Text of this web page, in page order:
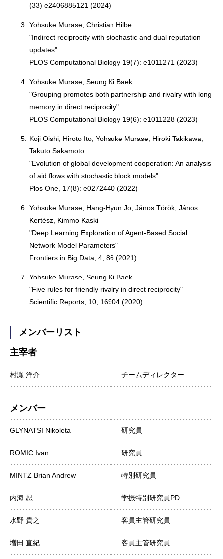
(33) e2406885121 (2024)
3.
Yohsuke Murase, Christian Hilbe
"Indirect reciprocity with stochastic and dual reputation
updates"
PLOS Computational Biology 19(7): e1011271 (2023)
4. Yohsuke Murase, Seung Ki Baek
"Grouping promotes both partnership and rivalry with long
memory in direct reciprocity"
PLOS Computational Biology 19(6): e1011228 (2023)
5.
Koji Oishi, Hiroto Ito, Yohsuke Murase, Hiroki Takikawa,
Takuto Sakamoto
"Evolution of global development cooperation: An analysis
of aid flows with stochastic block models"
Plos One, 17(8): e0272440 (2022)
6. Yohsuke Murase, Hang-Hyun Jo, János Török, János
Kertész, Kimmo Kaski
"Deep Learning Exploration of Agent-Based Social
Network Model Parameters"
Frontiers in Big Data, 4, 86 (2021)
7.
Yohsuke Murase, Seung Ki Baek
"Five rules for friendly rivalry in direct reciprocity"
Scientific Reports, 10, 16904 (2020)
メンバーリスト
主宰者
村瀬 洋介 チームディレクター
メンバー
GLYNATSI Nikoleta 研究員
ROMIC Ivan 研究員
MINTZ Brian Andrew 特別研究員
内海 忍 学振特別研究員PD
水野 貴之 客員主管研究員
増田 直紀 客員主管研究員